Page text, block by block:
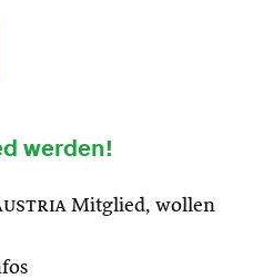
werden!
Mitglied, wollen